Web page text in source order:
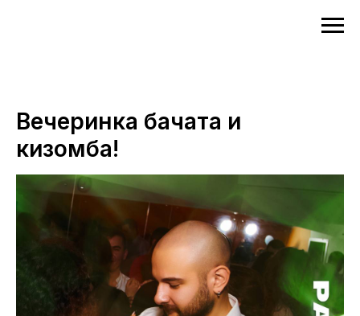
Вечеринка бачата и
кизомба!